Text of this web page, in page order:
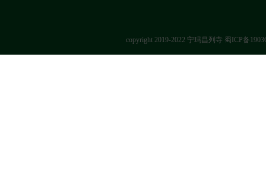
copyright 2019-2022 宁玛昌列寺 蜀ICP备